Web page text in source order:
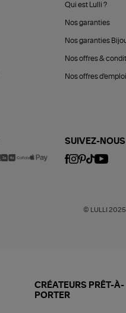
Qui est Lulli ?
Nos garanties
Nos garanties
Nos offres &
Nos offres d'emploi
SUIVEZ-NOUS
© LULLI
CRÉATEURS PRÊT-À-
PORTER